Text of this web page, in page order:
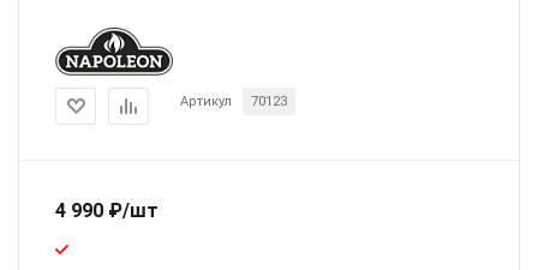
Артикул 70123
4 990 ₽/шт